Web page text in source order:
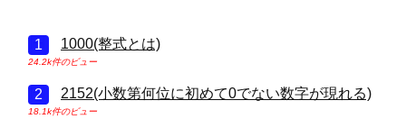
1000(整式とは)
24.2k件のビュー
2152(小数第何位に初めて0でない数字が現れる)
18.1k件のビュー